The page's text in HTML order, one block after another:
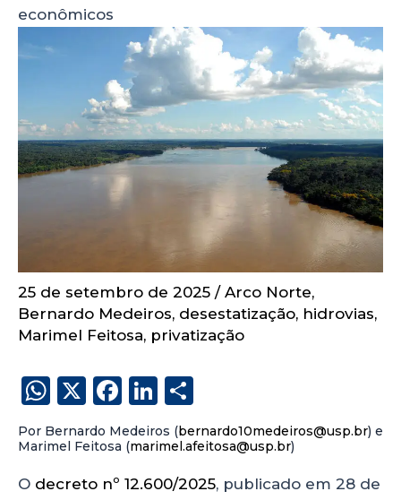
econômicos
25 de setembro de 2025 / Arco Norte,
Bernardo Medeiros, desestatização, hidrovias,
Marimel Feitosa, privatização
W
h
a
ts
X
F
a
c
e
Li
n
k
e
h
a
re
Por Bernardo Medeiros (bernardo10medeiros@usp.br) e
Marimel Feitosa (marimel.afeitosa@usp.br)
O decreto nº 12.600/2025, publicado em 28 de